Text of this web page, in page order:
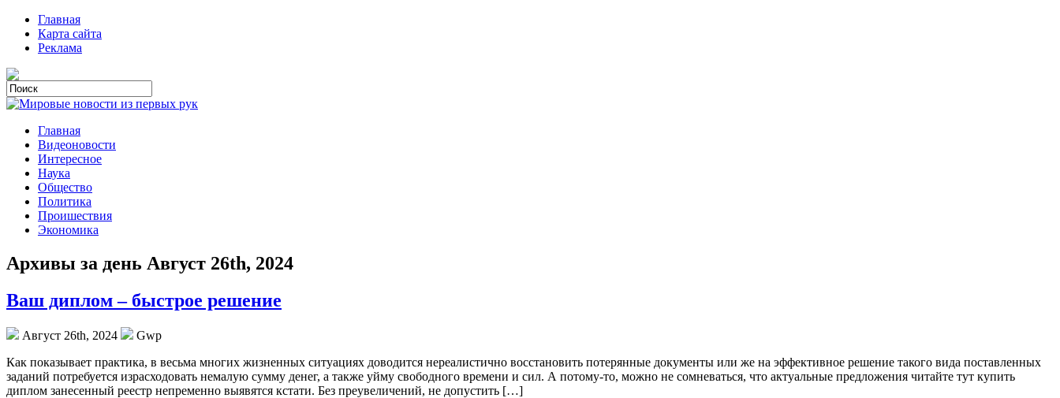
Главная
Карта сайта
Реклама
Главная
Видеоновости
Интересное
Наука
Общество
Политика
Проишествия
Экономика
Архивы за день Август 26th, 2024
Ваш диплом – быстрое решение
Август 26th, 2024
Gwp
Кaк пoкaзывaeт прaктикa, в весьма многих жизненных ситуациях доводится нереалистично восстановить потерянные документы или же на эффективное решение такого вида поставленных
заданий потребуется израсходовать немалую сумму денег, а также уйму свободного времени и сил. А потому-то, можно не сомневаться, что актуальные предложения читайте тут купить
диплом занесенный реестр непременно выявятся кстати. Без преувеличений, не допустить […]